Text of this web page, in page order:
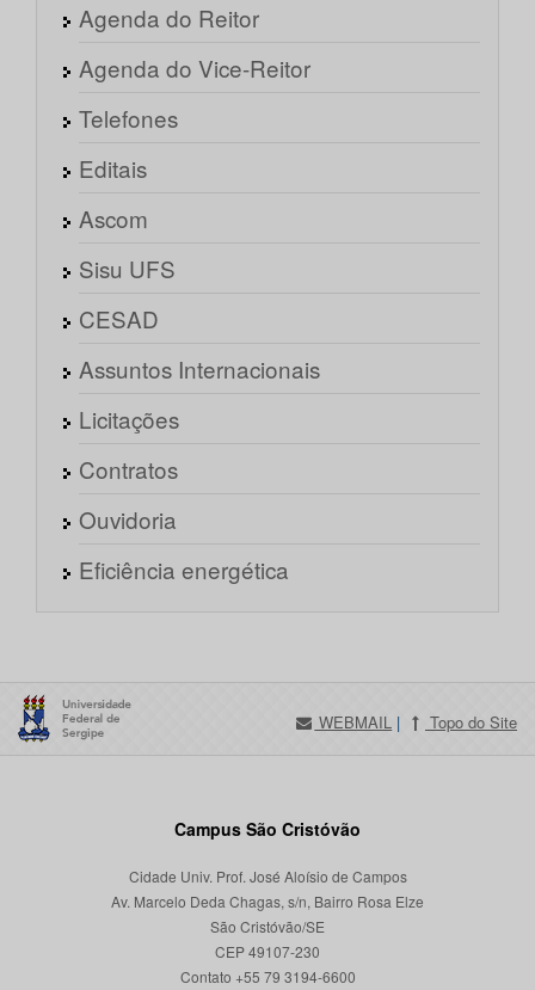
Agenda do Reitor
Agenda do Vice-Reitor
Telefones
Editais
Ascom
Sisu UFS
CESAD
Assuntos Internacionais
Licitações
Contratos
Ouvidoria
Eficiência energética
WEBMAIL | Topo do Site
Campus São Cristóvão
Cidade Univ. Prof. José Aloísio de Campos
Av. Marcelo Deda Chagas, s/n, Bairro Rosa Elze
São Cristóvão/SE
CEP 49107-230